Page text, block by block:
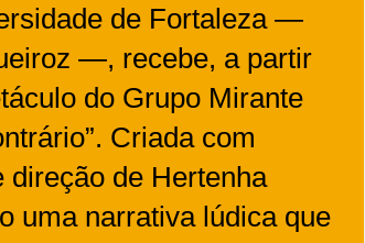
de Fortaleza —
—, recebe, a partir
do Grupo Mirante
Criada com
direção de Hertenha
uma narrativa lúdica que